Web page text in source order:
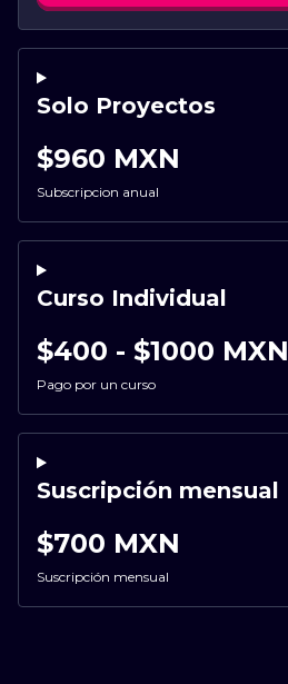
Solo Proyectos
$960 MXN
Subscripcion anual
Curso Individual
$400 - $1000 MXN
Pago por un curso
Suscripción mensual
$700 MXN
Suscripción mensual